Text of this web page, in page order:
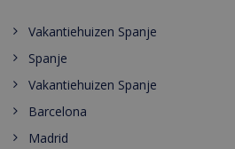
Vakantiehuizen Spanje
Spanje
Vakantiehuizen Spanje
Barcelona
Madrid